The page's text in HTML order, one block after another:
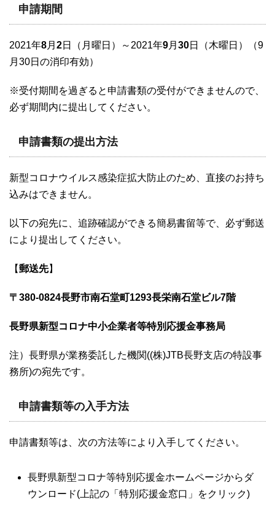
申請期間
2021年8月 2日（月曜日）～2021年9月 30日（木曜日）（9
月30日の消印有効）
※受付期間を過ぎると申請書類の受付ができませんので、
必ず期間内に提出してください。
申請書類の提出方法
新型コロナウイルス感染症拡大防止のため、直接のお持ち
込みはできません。
以下の宛先に、追跡確認ができる簡易書留等で、必ず郵送
により提出してください。
【郵送先】
〒380-0824長野市南石堂町1293長栄南石堂ビル7階
長野県新型コロナ中小企業者等特別応援金事務局
注）長野県が業務委託した機関((株)JTB長野支店の特設事
務所)の宛先です。
申請書類等の入手方法
申請書類等は、次の方法等により入手してください。
長野県新型コロナ等特別応援金ホームページからダ
ウンロード(上記の「特別応援金窓口」をクリック)